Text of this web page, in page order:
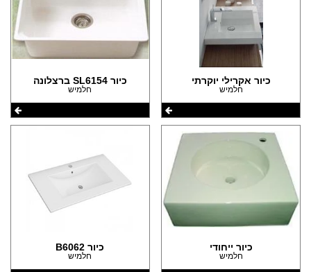
כיור אקרילי יוקרתי
חלמיש
כיור SL6154 ברצלונה
חלמיש
כיור ייחודי
חלמיש
כיור B6062
חלמיש